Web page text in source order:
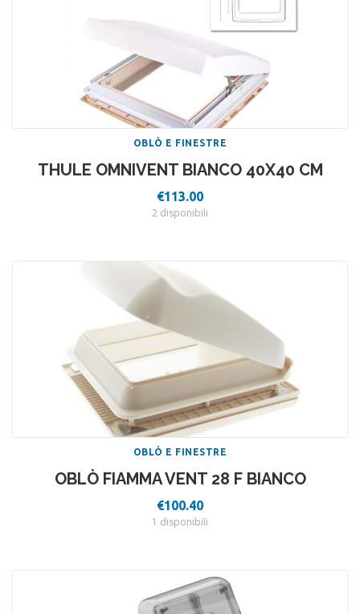
OBLÒ E FINESTRE
THULE OMNIVENT BIANCO 40X40 CM
€113.00
2 disponibili
OBLÒ E FINESTRE
OBLÒ FIAMMA VENT 28 F BIANCO
€100.40
1 disponibili